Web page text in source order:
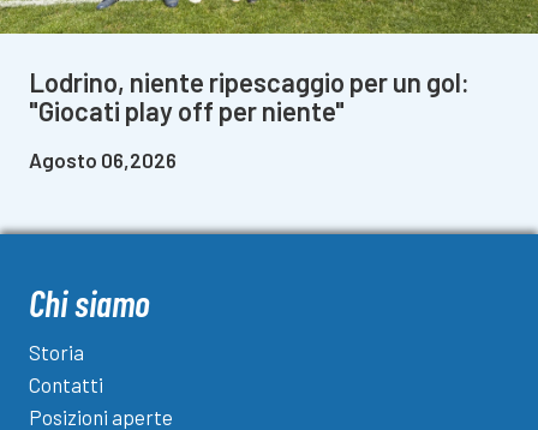
Lodrino, niente ripescaggio per un gol:
"Giocati play off per niente"
Agosto 06,2026
Chi siamo
Storia
Contatti
Posizioni aperte